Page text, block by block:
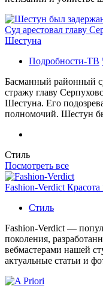
Суд арестовал главу
Шестуна
Подробности-ТВ
Басманный районный
стражу главу
Шестуна. Его
полномочий. Шестун
Стиль
Посмотреть все
Fashion-Verdict Красота
Стиль
Fashion-Verdict —
поколения,
вебмастерами нашей
актуальные статьи и